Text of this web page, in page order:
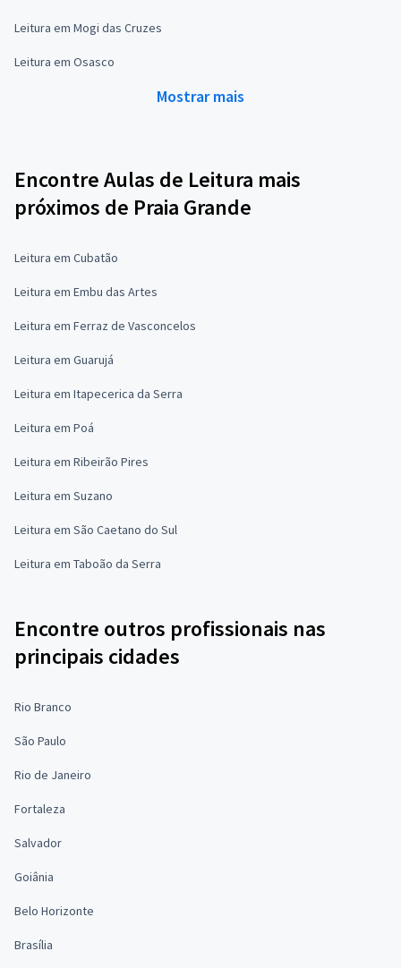
Leitura em Mogi das Cruzes
Leitura em Osasco
Mostrar mais
Encontre Aulas de Leitura mais
próximos de Praia Grande
Leitura em Cubatão
Leitura em Embu das Artes
Leitura em Ferraz de Vasconcelos
Leitura em Guarujá
Leitura em Itapecerica da Serra
Leitura em Poá
Leitura em Ribeirão Pires
Leitura em Suzano
Leitura em São Caetano do Sul
Leitura em Taboão da Serra
Encontre outros profissionais nas
principais cidades
Rio Branco
São Paulo
Rio de Janeiro
Fortaleza
Salvador
Goiânia
Belo Horizonte
Brasília